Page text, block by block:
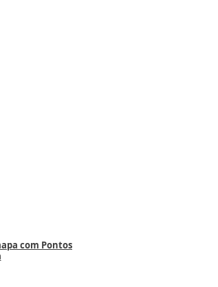
com Pontos